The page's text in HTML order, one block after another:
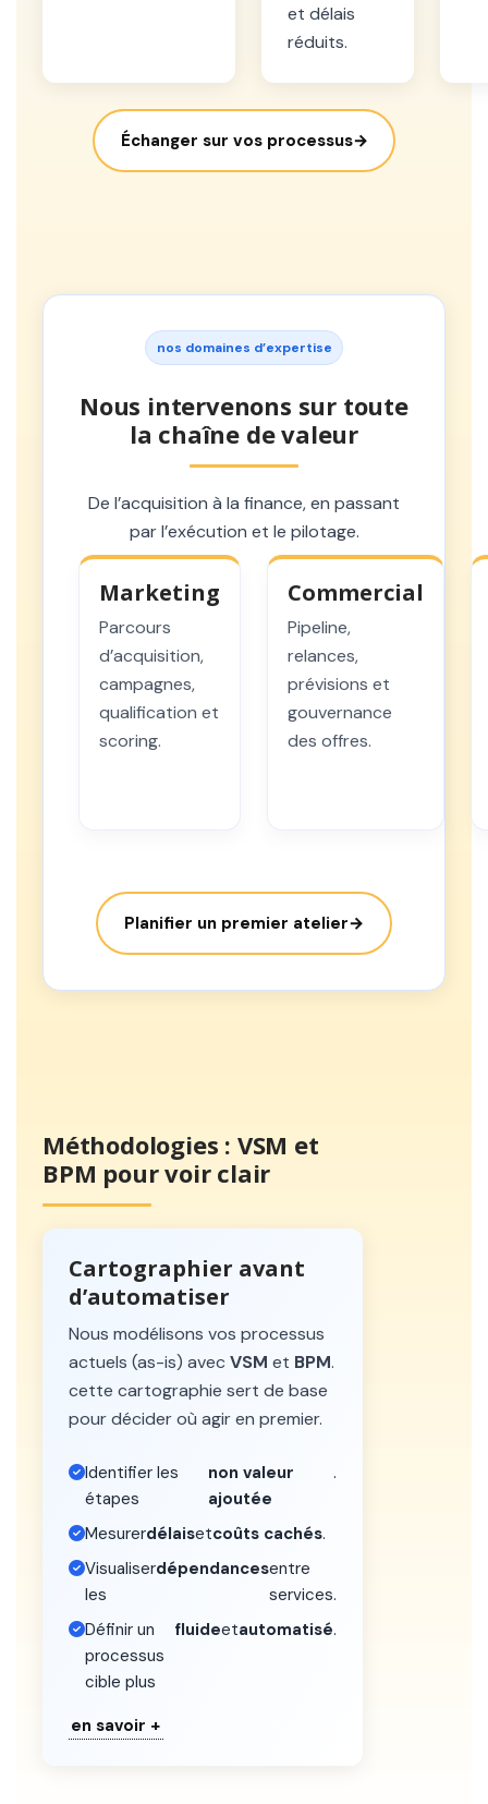
et délais
réduits.
Échanger sur vos processus→
nos domaines d’expertise
Nous intervenons sur toute
la chaîne de valeur
De l’acquisition à la finance, en passant
par l’exécution et le pilotage.
Marketing
Parcours
d’acquisition,
campagnes,
qualification et
scoring.
Commercial
Pipeline,
relances,
prévisions et
gouvernance
des offres.
Planifier un premier atelier→
Méthodologies : VSM et
BPM pour voir clair
Cartographier avant
d’automatiser
Nous modélisons vos processus
actuels (as-is) avec VSM et BPM.
cette cartographie sert de base
pour décider où agir en premier.
Identifier les
étapes
non valeur
ajoutée
.
Mesurerdélaisetcoûts cachés.
Visualiser
les
dépendancesentre
services.
Définir un
processus
cible plus
fluideetautomatisé.
en savoir +